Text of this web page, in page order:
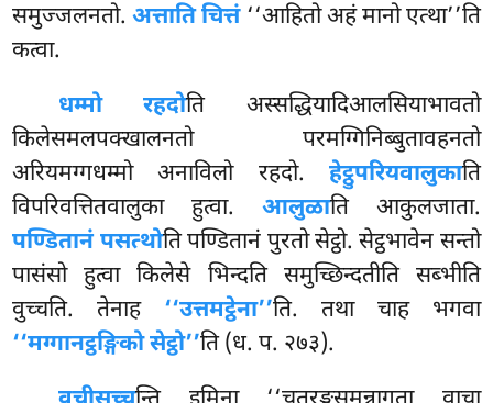
समुज्जलनतो.अत्ताति चित्तं‘‘आहितो अहं मानो एत्था’’ति
कत्वा.
धम्मो रहदोति अस्सद्धियादिआलसियाभावतो
किलेसमलपक्खालनतो परमग्गिनिब्बुतावहनतो
अरियमग्गधम्मो अनाविलो रहदो. हेट्ठुपरियवालुकाति
विपरिवत्तितवालुका हुत्वा. आलुळाति आकुलजाता.
पण्डितानं पसत्थोति पण्डितानं पुरतो सेट्ठो. सेट्ठभावेन सन्तो
पासंसो हुत्वा किलेसे भिन्दति समुच्छिन्दतीति सब्भीति
वुच्चति. तेनाह ‘‘उत्तमट्ठेना’’ति. तथा चाह भगवा
‘‘मग्गानट्ठङ्गिको सेट्ठो’’ति (ध. प. २७३).